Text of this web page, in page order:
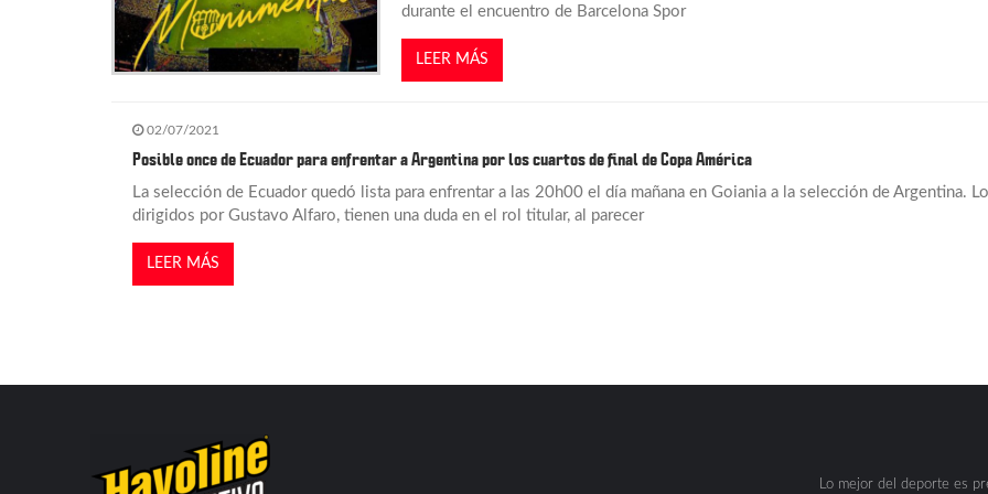
t
r
durante el encuentro de Barcelona Spor
LEER MÁS
02/07/2021
Posible once de Ecuador para enfrentar a Argentina por los cuartos de final de Copa América
La selección de Ecuador quedó lista para enfrentar a las 20h00 el día mañana en Goiania a la selección de Argentina.
dirigidos por Gustavo Alfaro, tienen una duda en el rol titular, al parecer
LEER MÁS
Lo mejor del deporte es